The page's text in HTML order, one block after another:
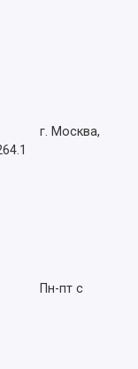
г. Москва,
Пн-пт с